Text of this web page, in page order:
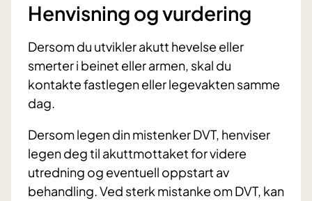
Henvisning og vurdering
Dersom du utvikler akutt hevelse eller
smerter i beinet eller armen, skal du
kontakte fastlegen eller legevakten samme
dag.
Dersom legen din mistenker DVT, henviser
legen deg til akuttmottaket for videre
utredning og eventuell oppstart av
behandling. Ved sterk mistanke om DVT, kan